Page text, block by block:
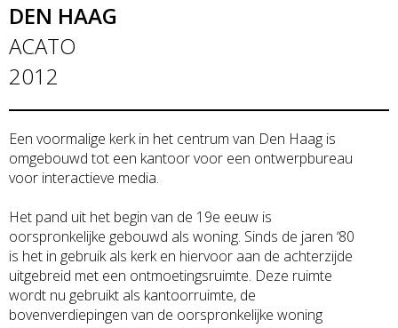
DEN HAAG
ACATO
2012
Een voormalige kerk in het centrum van Den Haag is
omgebouwd tot een kantoor voor een ontwerpbureau
voor interactieve media.
Het pand uit het begin van de 19e eeuw is
oorspronkelijke gebouwd als woning. Sinds de jaren ‘80
is het in gebruik als kerk en hiervoor aan de achterzijde
uitgebreid met een ontmoetingsruimte. Deze ruimte
wordt nu gebruikt als kantoorruimte, de
bovenverdiepingen van de oorspronkelijke woning